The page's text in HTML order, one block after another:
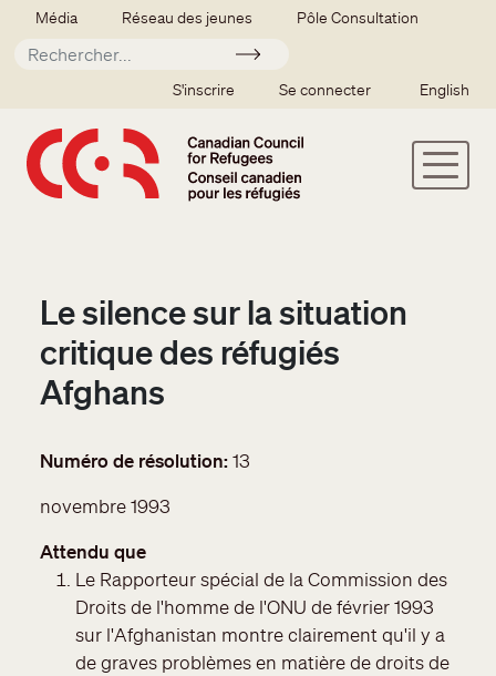
Aller au contenu principal
Secondary menu
Média Réseau des jeunes Pôle Consultation
Soumettre
SSO user menu
S'inscrire Se connecter English
Le silence sur la situation
critique des réfugiés
Afghans
Numéro de résolution 13
novembre 1993
Attendu que
Le Rapporteur spécial de la Commission des
Droits de l'homme de l'ONU de février 1993
sur l'Afghanistan montre clairement qu'il y a
de graves problèmes en matière de droits de